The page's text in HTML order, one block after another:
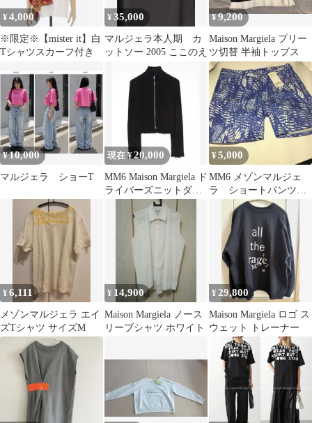
¥4,000
※限定※【mister it】白
Tシャツスカーフ付き
¥35,000
マルジェラ本人期 カ
ットソー 2005 ここのえ
¥9,200
Maison Margiela プリー
ツ切替 半袖トップス
¥10,000
マルジェラ ショーT
現在 ¥20,000
MM6 Maison Margiela ド
ライバーズニットダメ
¥5,000
MM6 メゾンマルジェ
ラ ショートパンツ
サイズ38
¥6,111
メゾンマルジェラ エイ
ズТシャツ サイズM
¥ 14,900
Maison Margiela ノース
リーブシャツ ホワイト
¥ 29,800
Maison Margiela ロゴ ス
ウェット トレーナー